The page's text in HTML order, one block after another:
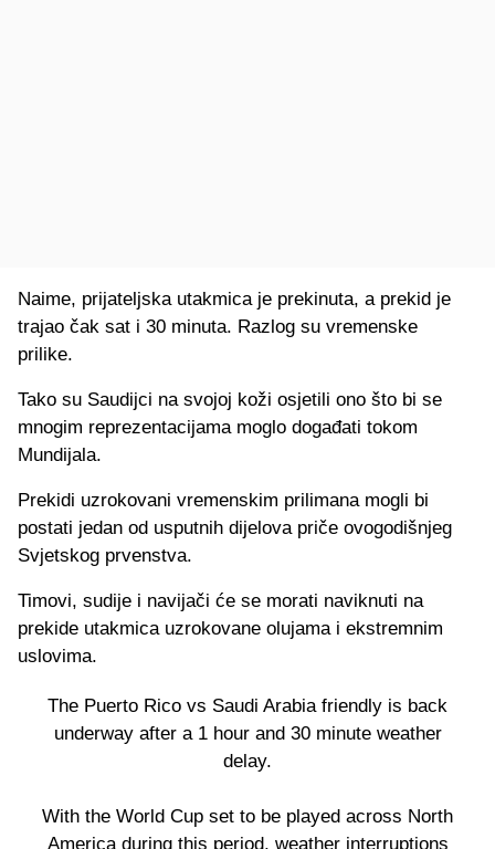
Naime, prijateljska utakmica je prekinuta, a prekid je
trajao čak sat i 30 minuta. Razlog su vremenske
prilike.
Tako su Saudijci na svojoj koži osjetili ono što bi se
mnogim reprezentacijama moglo događati tokom
Mundijala.
Prekidi uzrokovani vremenskim prilimana mogli bi
postati jedan od usputnih dijelova priče ovogodišnjeg
Svjetskog prvenstva.
Timovi, sudije i navijači će se morati naviknuti na
prekide utakmica uzrokovane olujama i ekstremnim
uslovima.
The Puerto Rico vs Saudi Arabia friendly is back
underway after a 1 hour and 30 minute weather
delay.
With the World Cup set to be played across North
America during this period, weather interruptions